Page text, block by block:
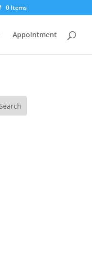
0 Items
Appointment